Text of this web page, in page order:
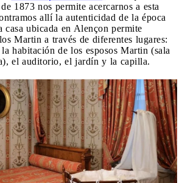
1873 nos permite acercarnos a esta
allí la autenticidad de la época
casa ubicada en Alençon permite
Martin a través de diferentes lugares:
habitación de los esposos Martin (sala
el auditorio, el jardín y la capilla.